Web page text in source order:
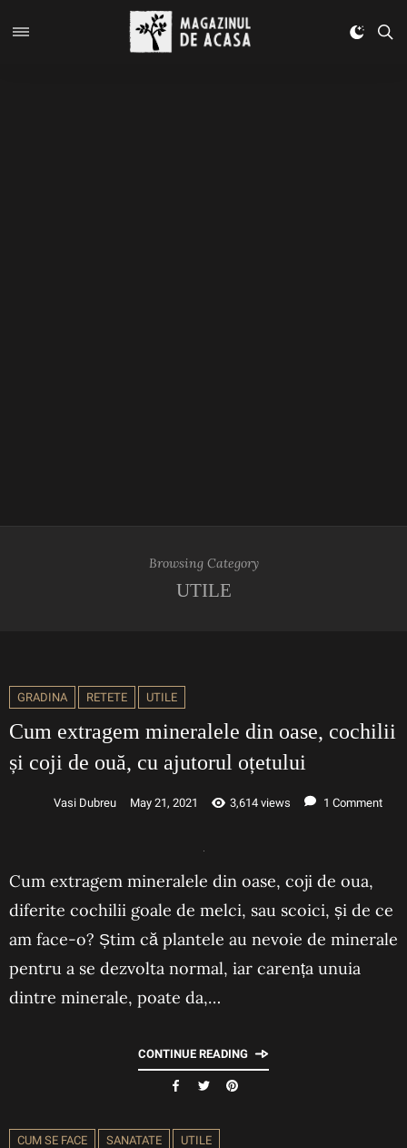
Browsing Category
UTILE
GRADINA RETETE UTILE
Cum extragem mineralele din oase, cochilii
și coji de ouă, cu ajutorul oțetului
Vasi Dubreu May 21, 2021 3,614 views 1 Comment
Cum extragem mineralele din oase, coji de oua,
diferite cochilii goale de melci, sau scoici, și de ce
am face-o? Știm că plantele au nevoie de minerale
pentru a se dezvolta normal, iar carența unuia
dintre minerale, poate da,…
CONTINUE READING
CUM SE FACE SANATATE UTILE